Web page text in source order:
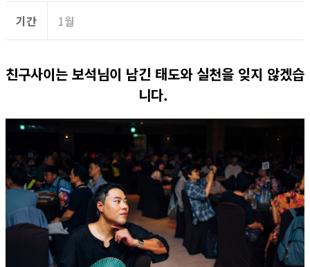
기간 1월
친구사이는 보석님이 남긴 태도와 실천을 잊지 않겠습
니다.